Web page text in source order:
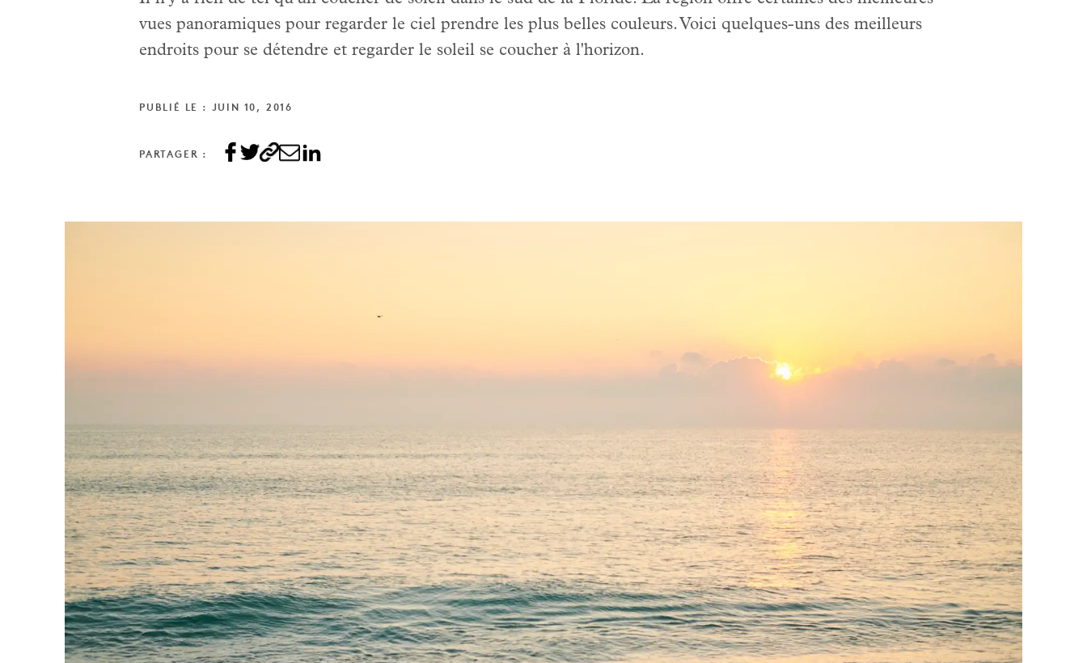
vues panoramiques pour regarder le ciel prendre les plus belles couleurs. Voici quelques-uns des meilleurs
endroits pour se détendre et regarder le soleil se coucher à l'horizon.
PUBLIÉ LE : JUIN 10, 2016
PARTAGER :